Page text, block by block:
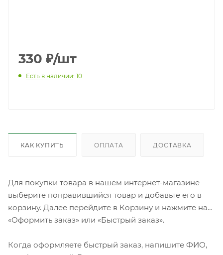
330 ₽/шт
Есть в наличии: 10
КАК КУПИТЬ ОПЛАТА ДОСТАВКА
Для покупки товара в нашем интернет-магазине
выберите понравившийся товар и добавьте его в
корзину. Далее перейдите в Корзину и нажмите на
«Оформить заказ» или «Быстрый заказ».
Когда оформляете быстрый заказ, напишите ФИО,